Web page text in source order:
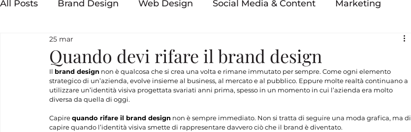
All Posts Brand Design Web Design Social Media & Content Marketing
Quando devi rifare il brand design
25 mar
Il brand design non è qualcosa che si crea una volta e rimane immutato per sempre. Come ogni elemento
strategico di un’azienda, evolve insieme al business, al mercato e al pubblico. Eppure molte realtà continuano a
utilizzare un’identità visiva progettata svariati anni prima, spesso in un momento in cui l’azienda era molto
diversa da quella di oggi.
Capire quando rifare il brand design non è sempre immediato. Non si tratta di seguire una moda grafica, ma di
capire quando l’identità visiva smette di rappresentare davvero ciò che il brand è diventato.